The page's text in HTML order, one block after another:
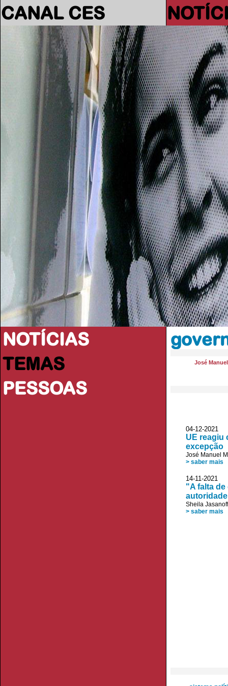
CANAL CES
NOTÍCIAS
TEMAS
PESSOAS
José
04-12-
UE reagiu
excepção
José Manuel
> saber mais
14-11-
"A falta de
Sheila Jasanoff
> saber mais